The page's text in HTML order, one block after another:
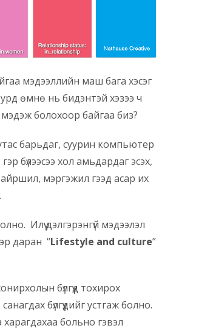
мэдээллийн маш бага хэсэг
урд өмнө нь бидэнтэй хэзээ ч
мэдэж болохоор байгаа биз?
барьдаг, суурин компьютер
бүлээсээ хол амьдардаг эсэх,
мэргэжил гээд асар их
Илүү дэлгэрэнгүй мэдээлэл
даран “Lifestyle and culture”
бүлгүүд тохирох
бүлгүүдийг устгаж болно.
харагдахаа больно гэвэл